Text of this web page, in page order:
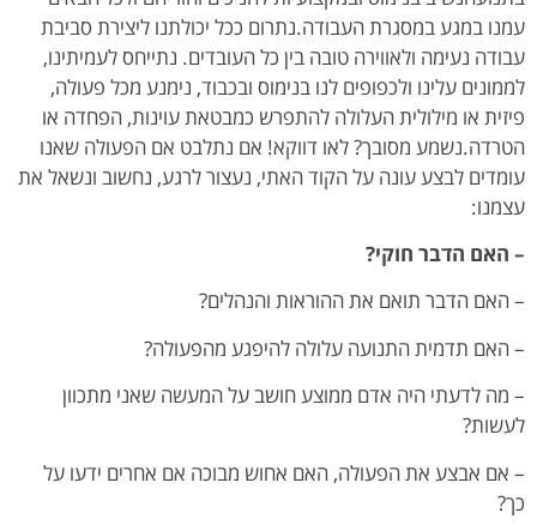
עמנו במגע במסגרת העבודה.נתרום ככל יכולתנו ליצירת סביבת
עבודה נעימה ולאווירה טובה בין כל העובדים. נתייחס לעמיתינו,
לממונים עלינו ולכפופים לנו בנימוס ובכבוד, נימנע מכל פעולה,
פיזית או מילולית העלולה להתפרש כמבטאת עוינות, הפחדה או
הטרדה.נשמע מסובך? לאו דווקא! אם נתלבט אם הפעולה שאנו
עומדים לבצע עונה על הקוד האתי, נעצור לרגע, נחשוב ונשאל את
עצמנו:
– האם הדבר חוקי?
– האם הדבר תואם את ההוראות והנהלים?
– האם תדמית התנועה עלולה להיפגע מהפעולה?
– מה לדעתי היה אדם ממוצע חושב על המעשה שאני מתכוון
לעשות?
– אם אבצע את הפעולה, האם אחוש מבוכה אם אחרים ידעו על
כך?